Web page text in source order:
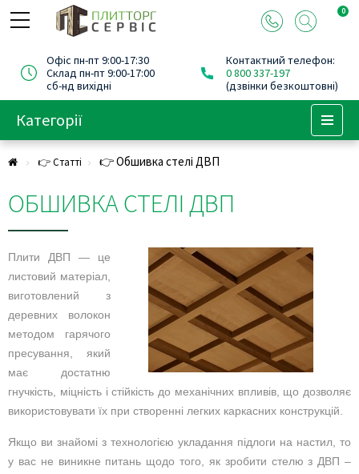
0
Офіс пн-пт 9:00-17:30
Склад пн-пт 9:00-17:00
сб-нд вихідні
Контактний телефон:
0 800 337-197
(дзвінки безкоштовні)
Категорії
👉 Статті 👉 Обшивка стелі ДВП
ОБШИВКА СТЕЛІ ДВП
Плити ДВП — це
листовий матеріал,
виготовлений з
деревних волокон
методом гарячого
пресування, який
має достатню
гнучкість, міцність і стійкість до механічних впливів, що дозволяє
використовувати їх при створенні легких каркасних конструкцій.
Якщо ви знайомі з технологією укладання підлоги на настил, то
у вас не виникне питань щодо того, як зробити стелю з ДВП –